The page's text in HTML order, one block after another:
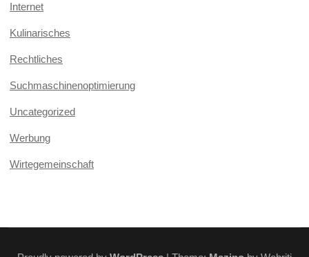
Internet
Kulinarisches
Rechtliches
Suchmaschinenoptimierung
Uncategorized
Werbung
Wirtegemeinschaft